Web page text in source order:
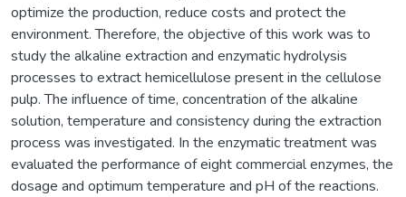
optimize the production, reduce costs and protect the
environment. Therefore, the objective of this work was to
study the alkaline extraction and enzymatic hydrolysis
processes to extract hemicellulose present in the cellulose
pulp. The influence of time, concentration of the alkaline
solution, temperature and consistency during the extraction
process was investigated. In the enzymatic treatment was
evaluated the performance of eight commercial enzymes, the
dosage and optimum temperature and pH of the reactions.